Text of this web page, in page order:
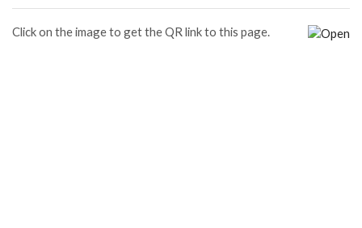
Click on the image to get the QR link to this page.